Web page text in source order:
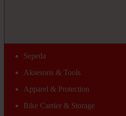
Sepeda
Aksesoris & Tools
Apparel & Protection
Bike Carrier & Storage